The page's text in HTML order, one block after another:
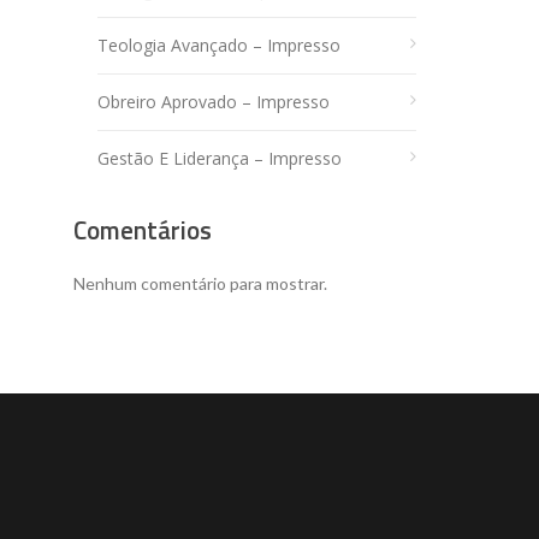
Teologia Avançado – Impresso
Obreiro Aprovado – Impresso
Gestão E Liderança – Impresso
Comentários
Nenhum comentário para mostrar.